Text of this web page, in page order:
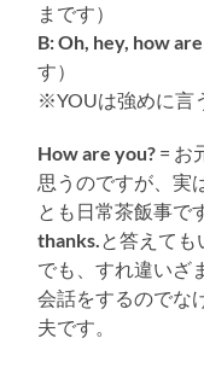
まです）
B: Oh, hey, how
す）
※YOUは強めに言
How are you? = お
思うのですが、実
とも日常茶飯事で
thanks.と答えても
でも、すれ違いざ
会話をするのでな
夫です。